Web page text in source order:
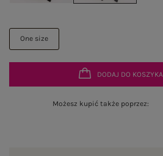
One size
DODAJ DO KOSZYKA
Możesz kupić także poprzez: